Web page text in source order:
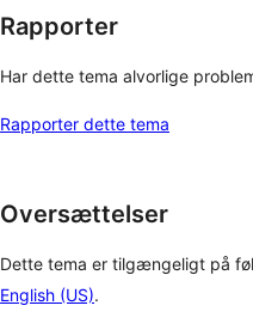
Rapporter
Har dette tema alvorlige
Rapporter dette tema
Oversættelser
Dette tema er tilgængeligt på
English (US).